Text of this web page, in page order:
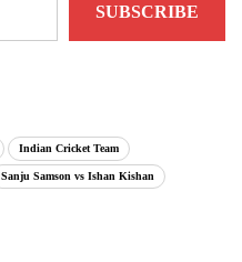
SUBSCRIBE
Indian Cricket Team
Sanju Samson vs Ishan Kishan